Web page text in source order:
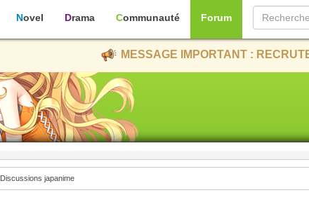
Novel Drama Communauté Forum
MESSAGE IMPORTANT :
Discussions japanime